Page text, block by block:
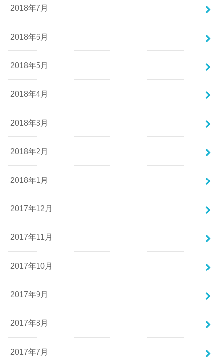
2018年7月
2018年6月
2018年5月
2018年4月
2018年3月
2018年2月
2018年1月
2017年12月
2017年11月
2017年10月
2017年9月
2017年8月
2017年7月